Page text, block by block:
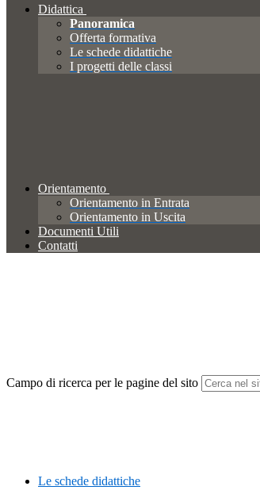
Didattica
Panoramica
Offerta formativa
Le schede didattiche
I progetti delle classi
Orientamento
Orientamento in Entrata
Orientamento in Uscita
Documenti Utili
Contatti
Campo di ricerca per le pagine del sito
Le schede didattiche